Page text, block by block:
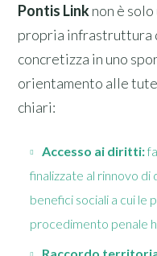
Pontis Linknon è
propria infrastruttura
concretizza in uno
orientamento alle
chiari:
Accesso ai diritti:
finalizzate al rinnovo
benefici sociali a cui le
procedimento penale